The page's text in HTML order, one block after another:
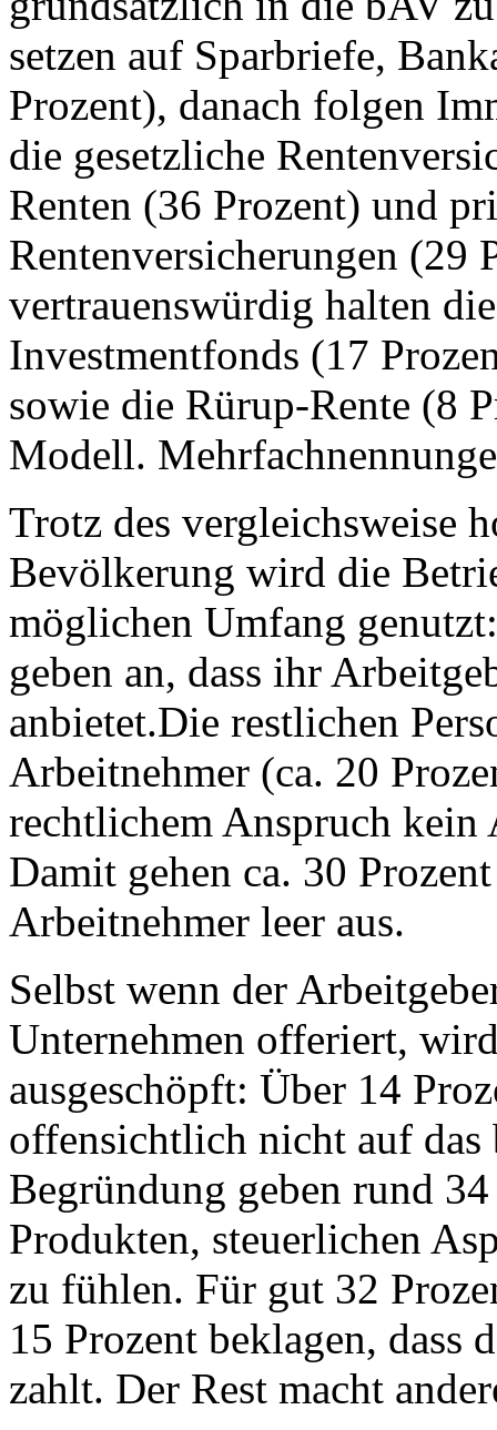
setzen auf Sparbriefe,
Prozent), danach folgen
die gesetzliche
Renten (36 Prozent) und
Rentenversicherungen (29
vertrauenswürdig halten
Investmentfonds (17
sowie die Rürup-Rente (8
Modell.
Trotz des vergleichsweise
Bevölkerung wird die
möglichen Umfang
geben an, dass ihr
anbietet.Die restlichen
Arbeitnehmer (ca. 20
rechtlichem Anspruch
Damit gehen ca. 30
Arbeitnehmer leer aus.
Selbst wenn der
Unternehmen offeriert,
ausgeschöpft: Über 14
offensichtlich nicht auf
Begründung geben rund
Produkten, steuerlichen
zu fühlen. Für gut 32
15 Prozent beklagen, dass
zahlt. Der Rest macht